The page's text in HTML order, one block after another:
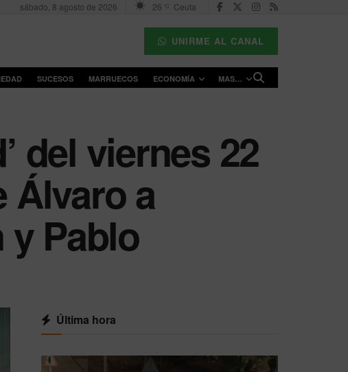
sábado, 8 agosto de 2026 26 °C Ceuta
UNIRME AL CANAL
SUCESOS MARRUECOS ECONOMÍA MAS…
del viernes 22
Álvaro a
y Pablo
Última hora